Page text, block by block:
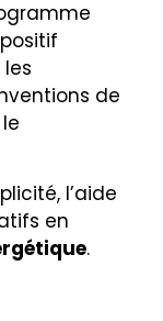
de
l’aide
en
.